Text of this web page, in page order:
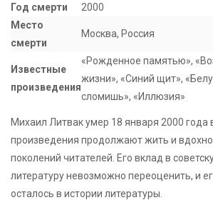
Год смерти
2000
Место
смерти
Москва, Россия
Известные
произведения
«Рожденное памятью»,
жизни», «Синий щит»,
сломишь», «Иллюзия»
Михаил Литвак умер 18 января 2000 года
произведения продолжают жить и
поколений читателей. Его вклад в
литературу невозможно переоценить, и
осталось в истории литературы.